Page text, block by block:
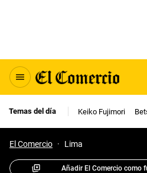
Temas del día Keiko Fujimori
El Comercio · Lima
Añadir El Comercio como